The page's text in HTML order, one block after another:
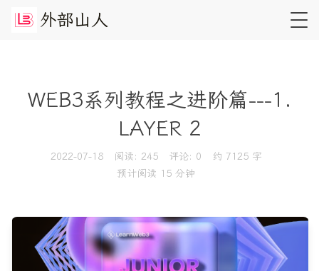
外部山 人
WEB3系列教程之进阶篇---1.
LAYER 2
2022-07-18 阅读: 245 评论: 0
约 7125 字
预计阅读 15 分钟